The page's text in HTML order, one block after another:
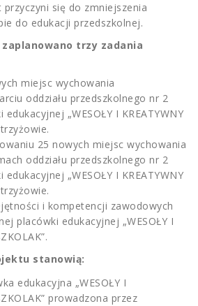
się do zmniejszenia
do edukacji przedszkolnej.
trzy zadania
miejsc wychowania
oddziału przedszkolnego nr 2
„WESOŁY I KREATYWNY
25 nowych miejsc wychowania
oddziału przedszkolnego nr 2
„WESOŁY I KREATYWNY
i kompetencji zawodowych
placówki edukacyjnej „WESOŁY I
stanowią:
edukacyjna „WESOŁY I
prowadzona przez